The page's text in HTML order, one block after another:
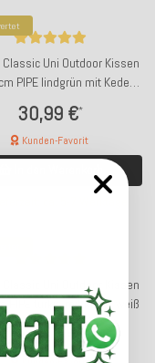
Classic Uni Outdoor Kissen
PIPE lindgrün mit Keder
30,99 €*
Kunden-Favorit
Classic Uni Outdoor Kissen
PIPE türkis mit Keder weiß
30,99 €